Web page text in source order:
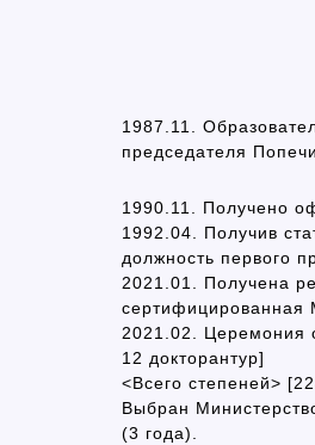
1987.11.
председателя
1990.11. Получено
1992.04. Получив
должность первого
2021.01. Получена
сертифицированная
2021.02. Церемония
12 докторантур]
<Всего степеней>
Выбран
(3 года).